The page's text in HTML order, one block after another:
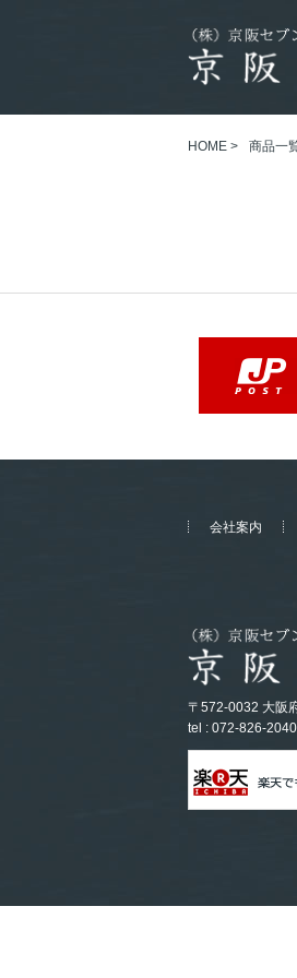
HOME > 商品一
会社案内
〒572-0032 大阪
tel : 072-826-